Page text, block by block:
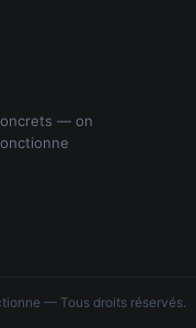
— on
— Tous droits réservés.